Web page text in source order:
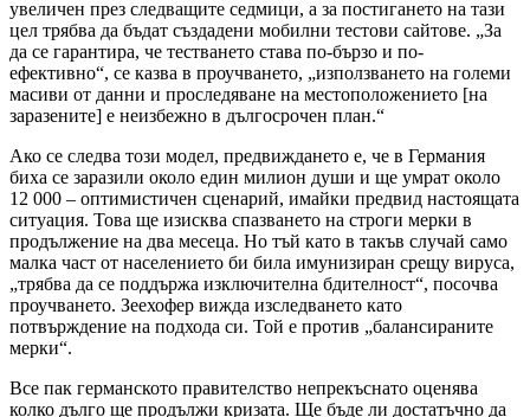
увеличен през следващите седмици, а за постигането на тази
цел трябва да бъдат създадени мобилни тестови сайтове. „За
да се гарантира, че тестването става по-бързо и по-
ефективно“, се казва в проучването, „използването на големи
масиви от данни и проследяване на местоположението [на
заразените] е неизбежно в дългосрочен план.“
Ако се следва този модел, предвиждането е, че в Германия
биха се заразили около един милион души и ще умрат около
12 000 – оптимистичен сценарий, имайки предвид настоящата
ситуация. Това ще изисква спазването на строги мерки в
продължение на два месеца. Но тъй като в такъв случай само
малка част от населението би била имунизиран срещу вируса,
„трябва да се поддържа изключителна бдителност“, посочва
проучването. Зеехофер вижда изследването като
потвърждение на подхода си. Той е против „балансираните
мерки“.
Все пак германското правителство непрекъснато оценява
колко дълго ще продължи кризата. Ще бъде ли достатъчно да